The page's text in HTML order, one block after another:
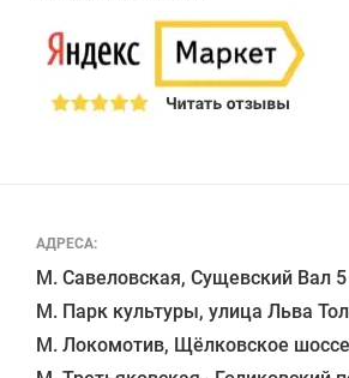
АДРЕСА:
М. Савеловская, Сущевский Вал 5
М. Парк культуры, улица Льва
М. Локомотив, Щёлковское